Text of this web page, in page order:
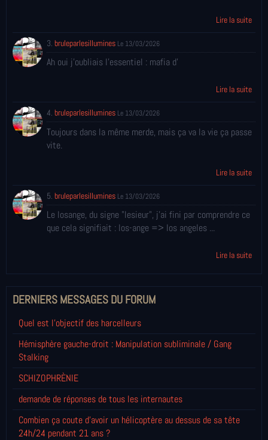
Lire la suite
3. bruleparlesillumines Le 13/03/2026
Ah oui j'oubliais l'essentiel : mafia d'
Lire la suite
4. bruleparlesillumines Le 13/03/2026
Toujours dans la même merde, mais ça va la vie ça passe
vite.
Lire la suite
5. bruleparlesillumines Le 13/03/2026
Le losange, du signe "lesieur", j'ai fini par comprendre ce
que cela signifiait : los-ange => los angeles ...
Lire la suite
DERNIERS MESSAGES DU FORUM
Quel est l'objectif des harcelleurs
Hémisphère gauche-droit : Manipulation subliminale / Gang
Stalking
SCHIZOPHRÈNIE
demande de réponses de tous les internautes
Combien ça coute d'avoir un hélicoptère au dessus de sa tête
24h/24 pendant 21 ans ?